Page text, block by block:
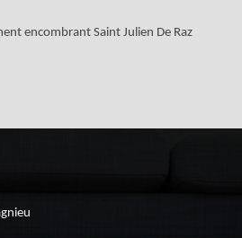
encombrant Saint Julien De Raz